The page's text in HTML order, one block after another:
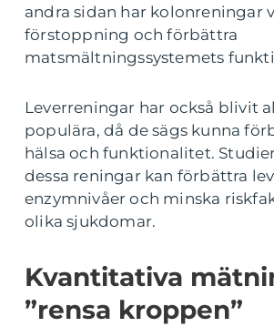
andra sidan har kolonreningar
förstoppning och förbättra
matsmältningssystemets
Leverreningar har också blivit
populära, då de sägs kunna
hälsa och funktionalitet.
dessa reningar kan förbättra
enzymnivåer och minska
olika sjukdomar.
Kvantitativa
”rensa kroppen”